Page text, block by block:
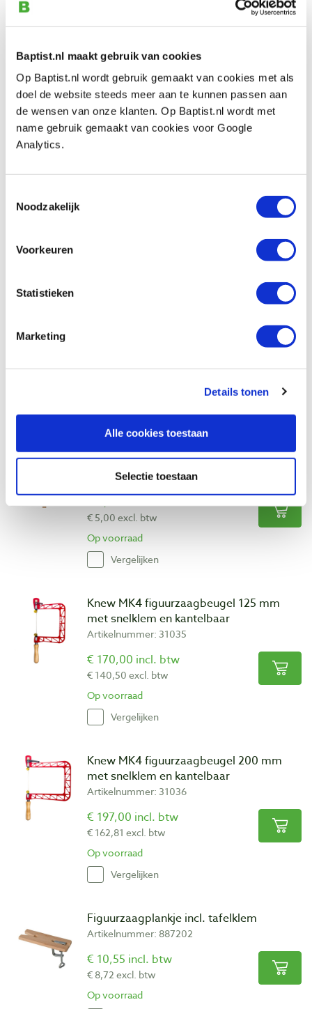
Baptist.nl maakt gebruik van cookies
Op Baptist.nl wordt gebruik gemaakt van cookies met als
doel de website steeds meer aan te kunnen passen aan
de wensen van onze klanten. Op Baptist.nl wordt met
name gebruik gemaakt van cookies voor Google
Analytics.
Noodzakelijk
Voorkeuren
Statistieken
Marketing
Details tonen
Alle cookies toestaan
Selectie toestaan
€ 4,05 incl. btw
Op voorraad
Vergelijken
Pégas figuurzaagjes Skip Progressive #5
Pégas figuurzaagjes Dovetail Reverse #5
#8 grof, 12 stuks
Artikelnummer: 32069
€ 6,05 incl. btw
€ 5,00 excl. btw
Op voorraad
Vergelijken
Knew MK4 figuurzaagbeugel 125 mm
met snelklem en kantelbaar
Artikelnummer: 31035
€ 170,00 incl. btw
€ 140,50 excl. btw
Op voorraad
Vergelijken
Knew MK4 figuurzaagbeugel 200 mm
met snelklem en kantelbaar
Artikelnummer: 31036
€ 197,00 incl. btw
€ 162,81 excl. btw
Op voorraad
Vergelijken
Figuurzaagplankje incl. tafelklem
Artikelnummer: 887202
€ 10,55 incl. btw
€ 8,72 excl. btw
Op voorraad